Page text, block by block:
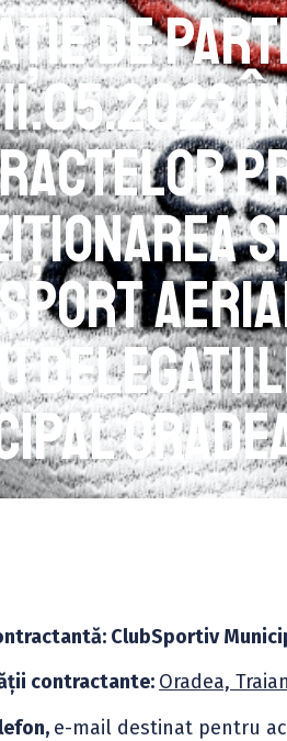
de
ClubSportiv
contractante: Oradea,
e-mail destinat pentru